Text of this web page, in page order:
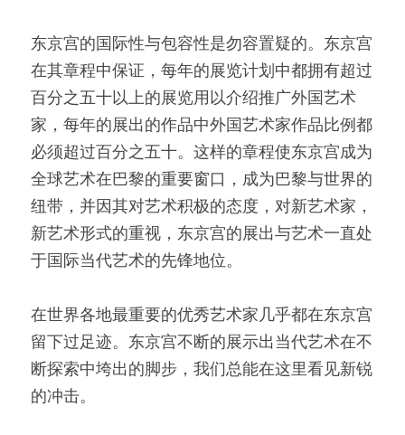
东京宫的国际性与包容性是勿容置疑的。东京宫
在其章程中保证，每年的展览计划中都拥有超过
百分之五十以上的展览用以介绍推广外国艺术
家，每年的展出的作品中外国艺术家作品比例都
必须超过百分之五十。这样的章程使东京宫成为
全球艺术在巴黎的重要窗口，成为巴黎与世界的
纽带，并因其对艺术积极的态度，对新艺术家，
新艺术形式的重视，东京宫的展出与艺术一直处
于国际当代艺术的先锋地位。
在世界各地最重要的优秀艺术家几乎都在东京宫
留下过足迹。东京宫不断的展示出当代艺术在不
断探索中垮出的脚步，我们总能在这里看见新锐
的冲击。